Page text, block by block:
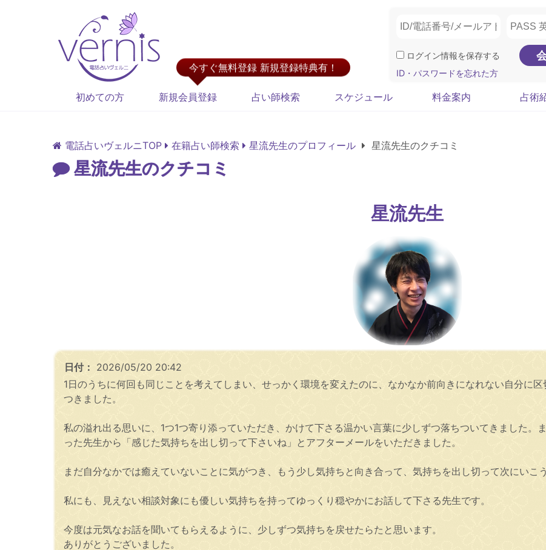
今すぐ無料登録 新規登録特典有！
ログイン情報を保存する
ID・パスワードを忘れた方
初めての方 新規会員登録 占い師検索 スケジュール 料金案内 占術
電話占いヴェルニTOP 在籍占い師検索 星流先生のプロフィール 星流先生のクチコミ
星流先生のクチコミ
星流先生
日付： 2026/05/20 20:42
1日のうちに何回も同じことを考えてしまい、せっかく環境を変えたのに、なかなか前向きになれない自分に
つきました。
私の溢れ出る思いに、1つ1つ寄り添っていただき、かけて下さる温かい言葉に少しずつ落ちついてきました。
った先生から「感じた気持ちを出し切って下さいね」とアフターメールをいただきました。
まだ自分なかでは癒えていないことに気がつき、もう少し気持ちと向き合って、気持ちを出し切って次にいこ
私にも、見えない相談対象にも優しい気持ちを持ってゆっくり穏やかにお話して下さる先生です。
今度は元気なお話を聞いてもらえるように、少しずつ気持ちを戻せたらたと思います。
ありがとうございました。